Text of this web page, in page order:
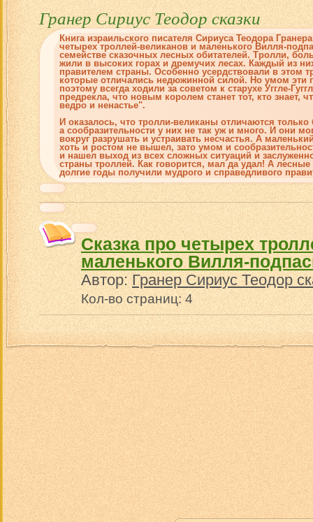
Гранер Сириус Теодор сказки
Книга израильского писателя Сириуса Теодора
четырех троллей-великанов и маленького Вилля-
семействе сказочных лесных обитателей. Тролли,
жили в высоких горах и дремучих лесах. Каждый из
правителем страны. Особенно усердствовали в этом
которые отличались недюжинной силой. Но умом эти
поэтому всегда ходили за советом к старухе Уггле-
предрекла, что новым королем станет тот, кто знает,
ведро и ненастье".
И оказалось, что тролли-великаны отличаются только
а сообразительности у них не так уж и много. И они
вокруг разрушать и устраивать несчастья. А
хоть и ростом не вышел, зато умом и
и нашел выход из всех сложных ситуаций и
страны троллей. Как говорится, мал да удал! А лесные
долгие годы получили мудрого и справедливого
Сказка про четырех
маленького Вилля-
Автор:Гранер Сириус Теодор
Кол-во страниц: 4